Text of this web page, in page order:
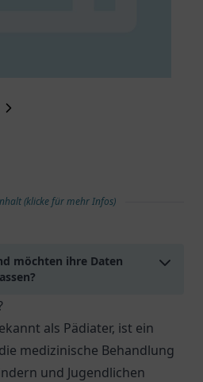
(klicke für mehr Infos)
möchten ihre Daten
als Pädiater, ist ein
medizinische Behandlung
und Jugendlichen